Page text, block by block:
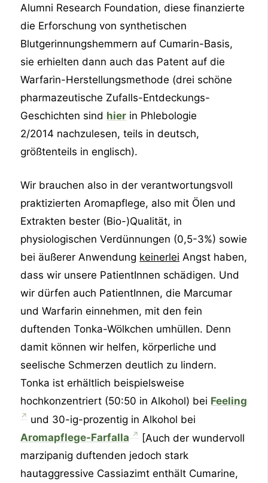
Alumni Research Foundation, diese finanzierte
die Erforschung von synthetischen
Blutgerinnungshemmern auf Cumarin-Basis,
sie erhielten dann auch das Patent auf die
Warfarin-Herstellungsmethode (drei schöne
pharmazeutische Zufalls-Entdeckungs-
Geschichten sind hier in Phlebologie
2/2014 nachzulesen, teils in deutsch,
größtenteils in englisch).
Wir brauchen also in der verantwortungsvoll
praktizierten Aromapflege, also mit Ölen und
Extrakten bester (Bio-)Qualität, in
physiologischen Verdünnungen (0,5-3%) sowie
bei äußerer Anwendung keinerlei Angst haben,
dass wir unsere PatientInnen schädigen. Und
wir dürfen auch PatientInnen, die Marcumar
und Warfarin einnehmen, mit den fein
duftenden Tonka-Wölkchen umhüllen. Denn
damit können wir helfen, körperliche und
seelische Schmerzen deutlich zu lindern.
Tonka ist erhältlich beispielsweise
hochkonzentriert (50:50 in Alkohol) bei Feeling
und 30-ig-prozentig in Alkohol bei
Aromapflege-Farfalla
[Auch der wundervoll
marzipanig duftenden jedoch stark
hautaggressive Cassiazimt enthält Cumarine,